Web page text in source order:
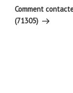
suivant
Comment
(71305)